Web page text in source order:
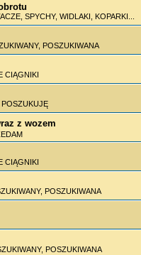
SPYCHY, WIDLAKI, KOPARKI...
POSZUKIWANA
CIĄGNIKI
POSZUKUJĘ
z wozem
CIĄGNIKI
POSZUKIWANA
POSZUKIWANA